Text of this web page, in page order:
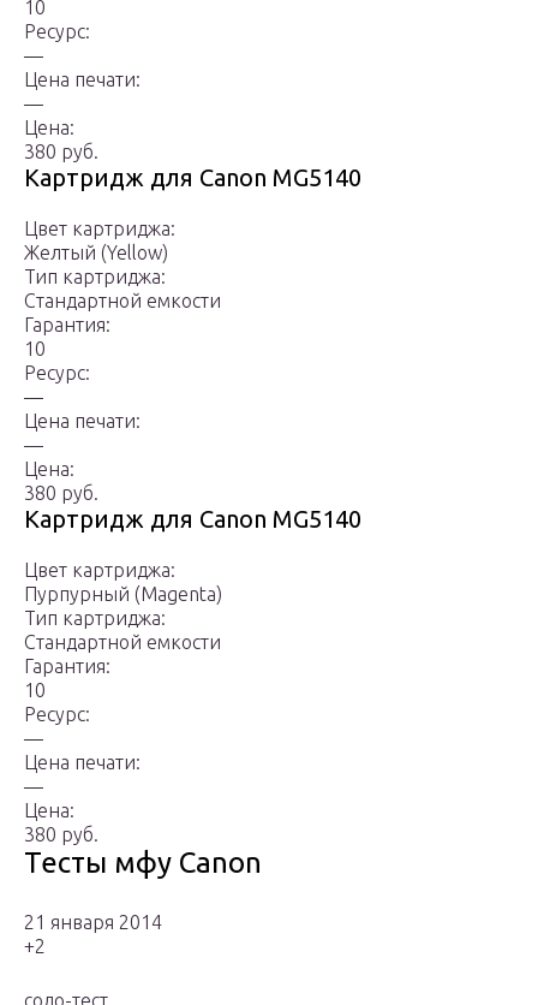
10
Ресурс:
—
Цена печати:
—
Цена:
380 руб.
Картридж для Canon MG5140
Цвет картриджа:
Желтый (Yellow)
Тип картриджа:
Стандартной емкости
Гарантия:
10
Ресурс:
—
Цена печати:
—
Цена:
380 руб.
Картридж для Canon MG5140
Цвет картриджа:
Пурпурный (Magenta)
Тип картриджа:
Стандартной емкости
Гарантия:
10
Ресурс:
—
Цена печати:
—
Цена:
380 руб.
Тесты мфу Canon
21 января 2014
+2
соло-тест